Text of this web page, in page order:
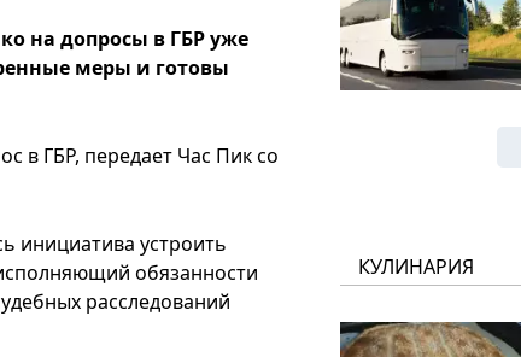
на допросы в ГБР уже
меры и готовы
в ГБР, передает Час Пик со
инициатива устроить
обязанности
расследований
КУЛИНАРИЯ